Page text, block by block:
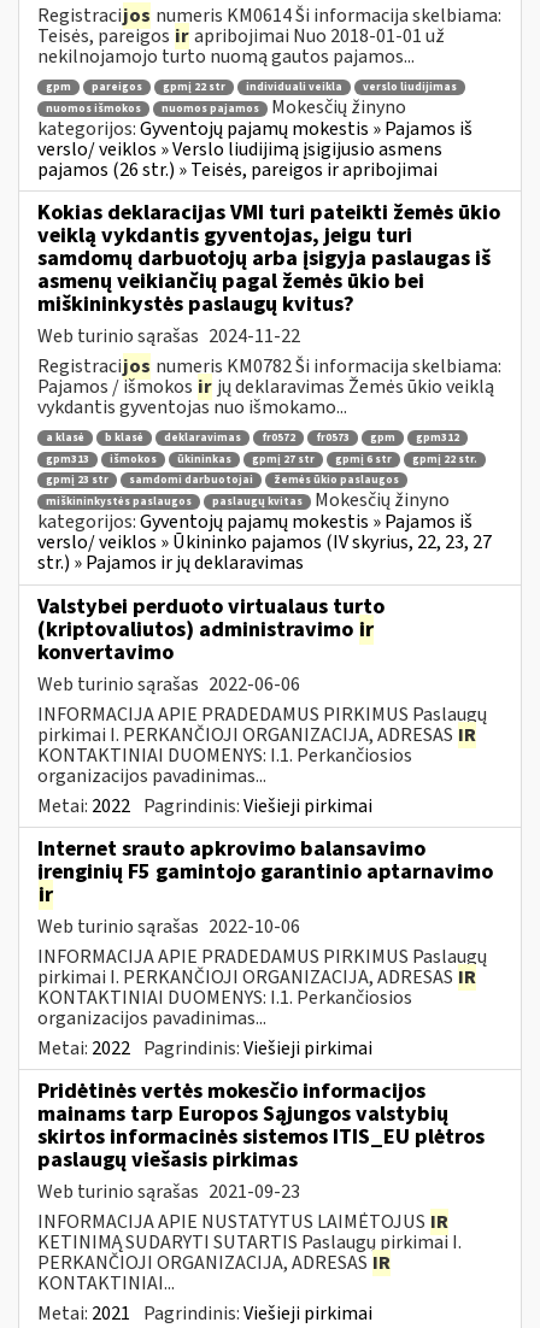
Registracijos numeris KM0614 Ši informacija skelbiama:
Teisės, pareigos irapribojimai Nuo 2018-01-01 už
nekilnojamojo turto nuomą gautos pajamos...
gpm pareigos gpmį 22 str individuali veikla
verslo liudijimas
nuomos išmokos
nuomos pajamos
Mokesčių žinyno
kategorijos:Gyventojų pajamų mokestis » Pajamos iš
verslo/ veiklos » Verslo liudijimą įsigijusio asmens
pajamos (26 str.) » Teisės, pareigos ir apribojimai
Kokias deklaracijas VMI turi pateikti žemės ūkio
veiklą vykdantis gyventojas, jeigu turi
samdomų darbuotojų arba įsigyja paslaugas iš
asmenų veikiančių pagal žemės ūkio bei
miškininkystės paslaugų kvitus?
Web turinio sąrašas 2024-11-22
Registracijos numeris KM0782 Ši informacija skelbiama:
Pajamos / išmokos ir jų deklaravimas Žemės ūkio veiklą
vykdantis gyventojas nuo išmokamo...
a klasė b klasė deklaravimas fr0572 fr0573 gpm
gpm312
gpm313
išmokos ūkininkas gpmį 27 str gpmį 6 str
gpmį 22 str.
gpmį 23 str
samdomi darbuotojai
žemės ūkio paslaugos
miškininkystės paslaugos
paslaugų kvitas
Mokesčių žinyno
kategorijos:Gyventojų pajamų mokestis » Pajamos iš
verslo/ veiklos » Ūkininko pajamos (IV skyrius, 22, 23, 27
str.) » Pajamos ir jų deklaravimas
Valstybei perduoto virtualaus turto
(kriptovaliutos) administravimo ir
konvertavimo
Web turinio sąrašas 2022-06-06
INFORMACIJA APIE PRADEDAMUS PIRKIMUS Paslaugų
pirkimai I. PERKANČIOJI ORGANIZACIJA, ADRESAS IR
KONTAKTINIAI DUOMENYS: I.1. Perkančiosios
organizacijos pavadinimas...
Metai: 2022 Pagrindinis:Viešieji pirkimai
Internet srauto apkrovimo balansavimo
įrenginių F5 gamintojo garantinio aptarnavimo
ir
Web turinio sąrašas 2022-10-06
INFORMACIJA APIE PRADEDAMUS PIRKIMUS Paslaugų
pirkimai I. PERKANČIOJI ORGANIZACIJA, ADRESAS IR
KONTAKTINIAI DUOMENYS: I.1. Perkančiosios
organizacijos pavadinimas...
Metai: 2022 Pagrindinis:Viešieji pirkimai
Pridėtinės vertės mokesčio informacijos
mainams tarp Europos Sąjungos valstybių
skirtos informacinės sistemos ITIS_EU plėtros
paslaugų viešasis pirkimas
Web turinio sąrašas 2021-09-23
INFORMACIJA APIE NUSTATYTUS LAIMĖTOJUS IR
KETINIMĄ SUDARYTI SUTARTIS Paslaugų pirkimai I.
PERKANČIOJI ORGANIZACIJA, ADRESAS IR
KONTAKTINIAI...
Metai: 2021 Pagrindinis:Viešieji pirkimai